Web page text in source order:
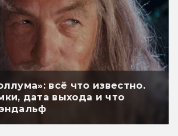
всё что известно.
дата выхода и что